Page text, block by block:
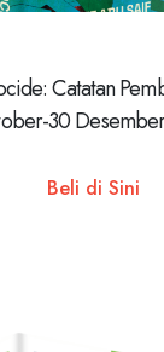
Catatan
30
Beli di Sini